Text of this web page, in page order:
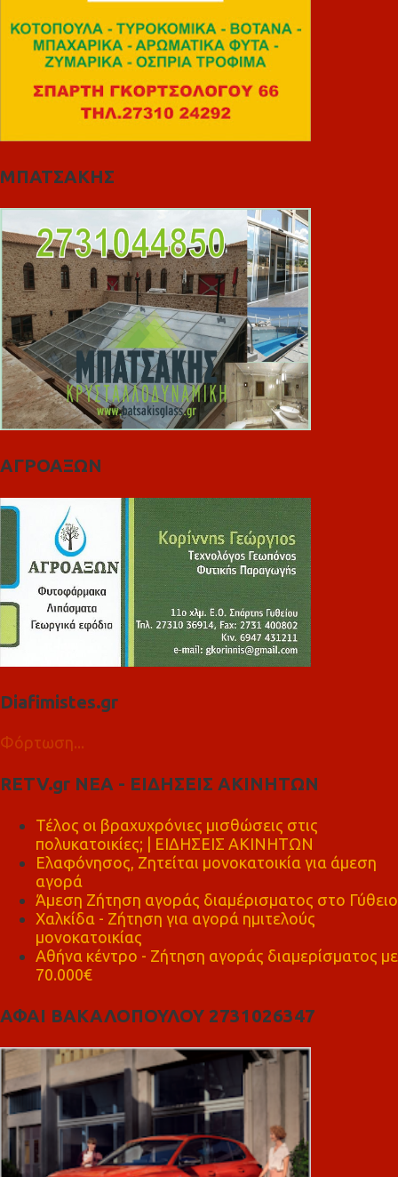
ΜΠΑΤΣΑΚΗΣ
ΑΓΡΟΑΞΩΝ
Diafimistes.gr
Φόρτωση...
RETV.gr ΝΕΑ - ΕΙΔΗΣΕΙΣ ΑΚΙΝΗΤΩΝ
Τέλος οι βραχυχρόνιες μισθώσεις στις
πολυκατοικίες; | ΕΙΔΗΣΕΙΣ ΑΚΙΝΗΤΩΝ
Ελαφόνησος, Ζητείται μονοκατοικία για άμεση
αγορά
Άμεση Ζήτηση αγοράς διαμέρισματος στο Γύθειο
Χαλκίδα - Ζήτηση για αγορά ημιτελούς
μονοκατοικίας
Αθήνα κέντρο - Ζήτηση αγοράς διαμερίσματος με
70.000€
ΑΦΑΙ ΒΑΚΑΛΟΠΟΥΛΟΥ 2731026347